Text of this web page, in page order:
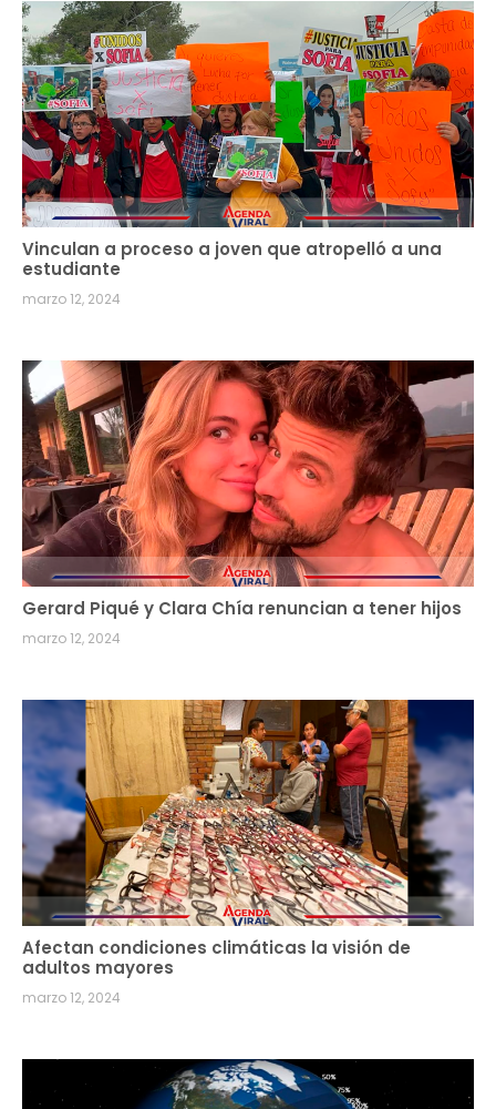
Vinculan a proceso a joven que atropelló a una
estudiante
marzo 12, 2024
Gerard Piqué y Clara Chía renuncian a tener hijos
marzo 12, 2024
Afectan condiciones climáticas la visión de
adultos mayores
marzo 12, 2024